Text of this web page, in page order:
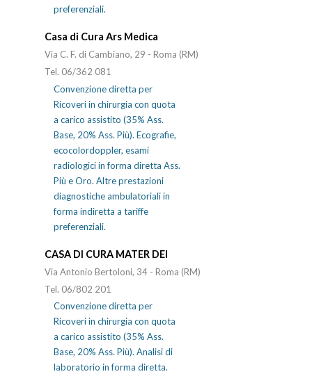
preferenziali.
Casa di Cura Ars Medica
Via C. F. di Cambiano, 29 - Roma (RM)
Tel. 06/362 081
Convenzione diretta per
Ricoveri in chirurgia con quota
a carico assistito (35% Ass.
Base, 20% Ass. Più). Ecografie,
ecocolordoppler, esami
radiologici in forma diretta Ass.
Più e Oro. Altre prestazioni
diagnostiche ambulatoriali in
forma indiretta a tariffe
preferenziali.
CASA DI CURA MATER DEI
Via Antonio Bertoloni, 34 - Roma (RM)
Tel. 06/802 201
Convenzione diretta per
Ricoveri in chirurgia con quota
a carico assistito (35% Ass.
Base, 20% Ass. Più). Analisi di
laboratorio in forma diretta.